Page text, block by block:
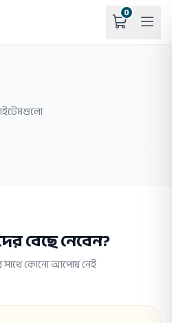
0
বেছে নেবেন?
সাথে কোনো আপোষ নেই